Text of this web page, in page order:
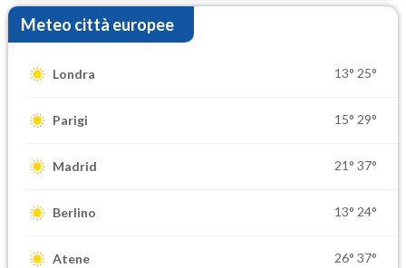
Meteo città europee
Londra 13° 25°
Parigi 15° 29°
Madrid 21° 37°
Berlino 13° 24°
Atene 26° 37°